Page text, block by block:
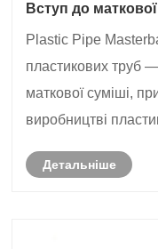
Вступ до
Plastic Pipe
пластикових труб
маткової суміші,
виробництві
і наповнювачів, яка
Детальніше